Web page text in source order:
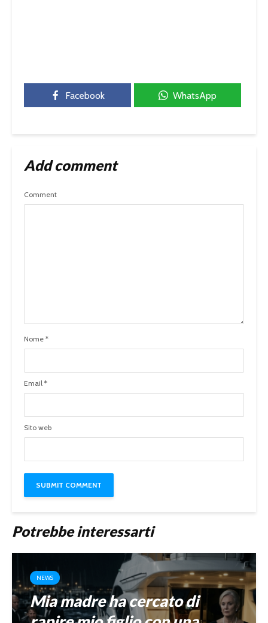
Facebook WhatsApp
Add comment
Comment
Nome *
Email *
Sito web
Potrebbe interessarti
NEWS
Mia madre ha cercato di